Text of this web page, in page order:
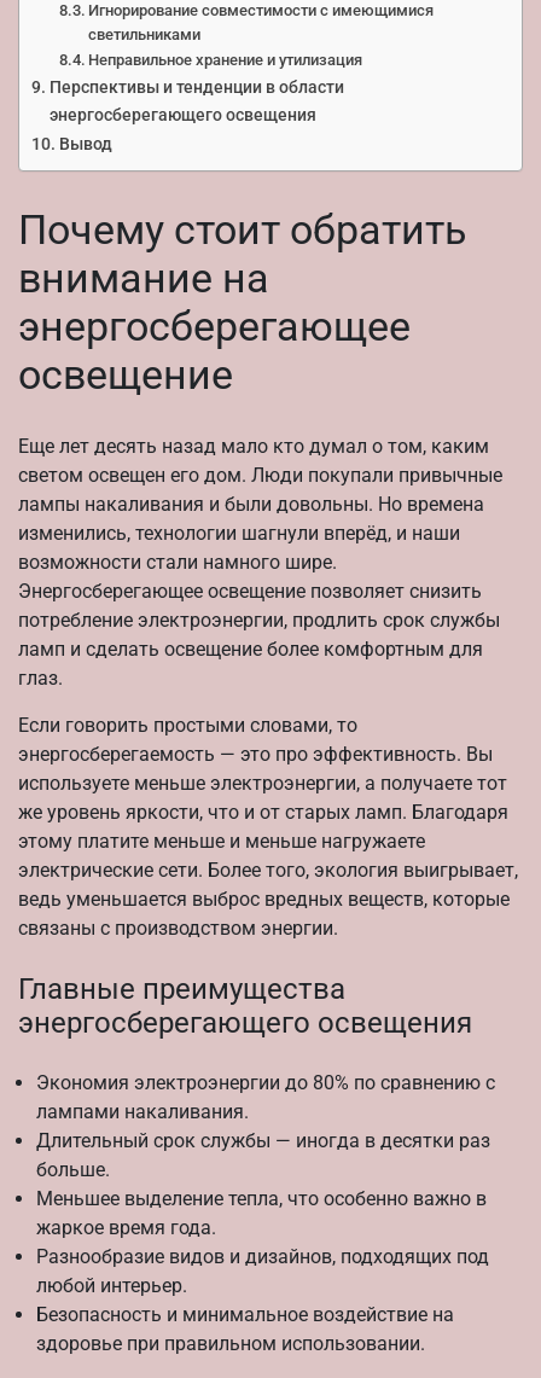
Игнорирование совместимости с имеющимися
светильниками
Неправильное хранение и утилизация
Перспективы и тенденции в области
энергосберегающего освещения
Вывод
Почему стоит обратить
внимание на
энергосберегающее
освещение
Еще лет десять назад мало кто думал о том, каким
светом освещен его дом. Люди покупали привычные
лампы накаливания и были довольны. Но времена
изменились, технологии шагнули вперёд, и наши
возможности стали намного шире.
Энергосберегающее освещение позволяет снизить
потребление электроэнергии, продлить срок службы
ламп и сделать освещение более комфортным для
глаз.
Если говорить простыми словами, то
энергосберегаемость — это про эффективность. Вы
используете меньше электроэнергии, а получаете тот
же уровень яркости, что и от старых ламп. Благодаря
этому платите меньше и меньше нагружаете
электрические сети. Более того, экология выигрывает,
ведь уменьшается выброс вредных веществ, которые
связаны с производством энергии.
Главные преимущества
энергосберегающего освещения
Экономия электроэнергии до 80% по сравнению с
лампами накаливания.
Длительный срок службы — иногда в десятки раз
больше.
Меньшее выделение тепла, что особенно важно в
жаркое время года.
Разнообразие видов и дизайнов, подходящих под
любой интерьер.
Безопасность и минимальное воздействие на
здоровье при правильном использовании.